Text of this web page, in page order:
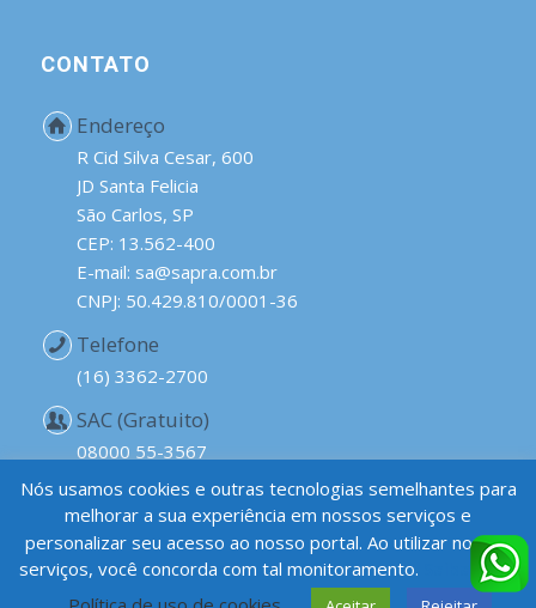
CONTATO
Endereço
R Cid Silva Cesar, 600
JD Santa Felicia
São Carlos, SP
CEP: 13.562-400
E-mail: sa@sapra.com.br
CNPJ: 50.429.810/0001-36
Telefone
(16) 3362-2700
SAC (Gratuito)
08000 55-3567
Nós usamos cookies e outras tecnologias semelhantes para
melhorar a sua experiência em nossos serviços e
personalizar seu acesso ao nosso portal. Ao utilizar nossos
serviços, você concorda com tal monitoramento.
Saiba mais